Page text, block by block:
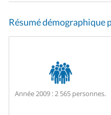
Résumé démographique
Année 2009 :2 565 personnes.